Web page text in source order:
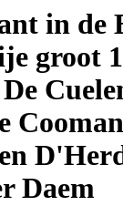
in de
groot
Cooman
Daem